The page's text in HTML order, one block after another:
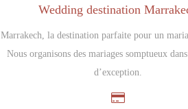
Wedding destination
Marrakech, la destination parfaite pour un
Nous organisons des mariages somptueux
d’exception.